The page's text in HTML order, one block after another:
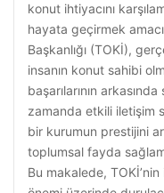
konut ihtiyacını
hayata geçirmek
Başkanlığı (TOKİ),
insanın konut sahibi
başarılarının
zamanda etkili iletişim
bir kurumun prestijini
toplumsal fayda
Bu makalede,